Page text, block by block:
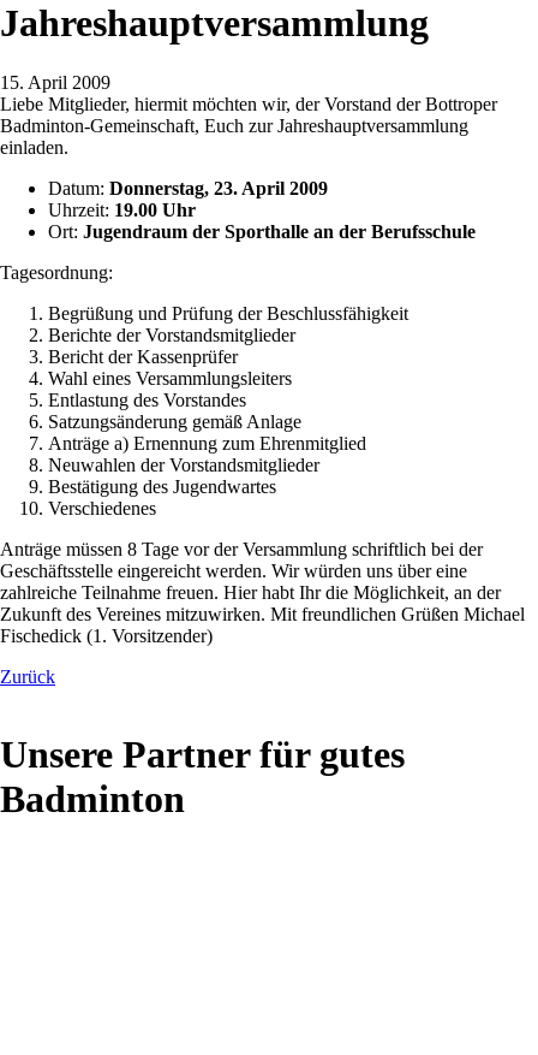
Jahreshauptversammlung
15. April 2009
Liebe Mitglieder, hiermit möchten wir, der Vorstand der Bottroper
Badminton-Gemeinschaft, Euch zur Jahreshauptversammlung
einladen.
Datum: Donnerstag, 23. April 2009
Uhrzeit: 19.00 Uhr
Ort: Jugendraum der Sporthalle an der Berufsschule
Tagesordnung:
Begrüßung und Prüfung der Beschlussfähigkeit
Berichte der Vorstandsmitglieder
Bericht der Kassenprüfer
Wahl eines Versammlungsleiters
Entlastung des Vorstandes
Satzungsänderung gemäß Anlage
Anträge a) Ernennung zum Ehrenmitglied
Neuwahlen der Vorstandsmitglieder
Bestätigung des Jugendwartes
Verschiedenes
Anträge müssen 8 Tage vor der Versammlung schriftlich bei der
Geschäftsstelle eingereicht werden. Wir würden uns über eine
zahlreiche Teilnahme freuen. Hier habt Ihr die Möglichkeit, an der
Zukunft des Vereines mitzuwirken. Mit freundlichen Grüßen Michael
Fischedick (1. Vorsitzender)
Zurück
Unsere Partner für gutes
Badminton